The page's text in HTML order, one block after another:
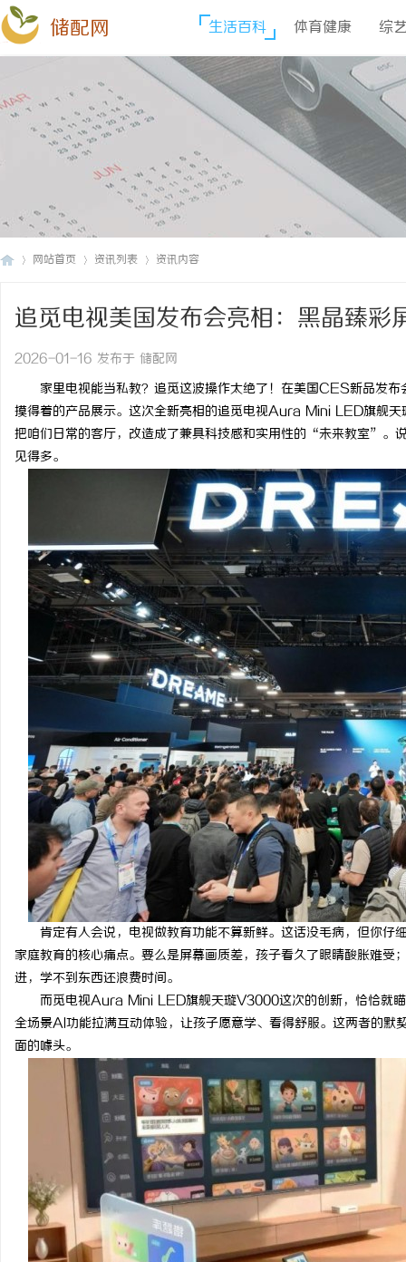
储配网 生活百科 体育健康 综
网站首页 资讯列表 资讯内容
追觅电视美国发布会亮相：黑晶臻
2026-01-16 发布于 储配网
家里电视能当私教？追觅这波操作太绝了！在美国CES新品发
摸得着的产品展示。这次全新亮相的追觅电视Aura Mini LED旗舰
把咱们日常的客厅，改造成了兼具科技感和实用性的“未来教室”。
见得多。
肯定有人会说，电视做教育功能不算新鲜。这话没毛病，但你
家庭教育的核心痛点。要么是屏幕画质差，孩子看久了眼睛酸胀难
进，学不到东西还浪费时间。
而觅电视Aura Mini LED旗舰天璇V3000这次的创新，恰恰就
全场景AI功能拉满互动体验，让孩子愿意学、看得舒服。这两者的
面的噱头。
字资产的资本化之路：北京版权律师如何
“IP”变“现金流”
770PF-150纯树脂细粉